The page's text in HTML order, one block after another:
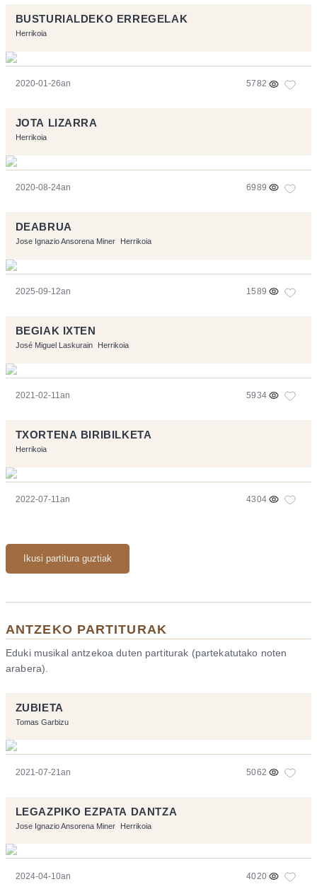
BUSTURIALDEKO ERREGELAK
Herrikoia
2020-01-26an 5782
JOTA LIZARRA
Herrikoia
2020-08-24an 6989
DEABRUA
Jose Ignazio Ansorena Miner Herrikoia
2025-09-12an 1589
BEGIAK IXTEN
José Miguel Laskurain Herrikoia
2021-02-11an 5934
TXORTENA BIRIBILKETA
Herrikoia
2022-07-11an 4304
Ikusi partitura guztiak
ANTZEKO PARTITURAK
Eduki musikal antzekoa duten partiturak (partekatutako noten
arabera).
ZUBIETA
Tomas Garbizu
2021-07-21an 5062
LEGAZPIKO EZPATA DANTZA
Jose Ignazio Ansorena Miner Herrikoia
2024-04-10an 4020